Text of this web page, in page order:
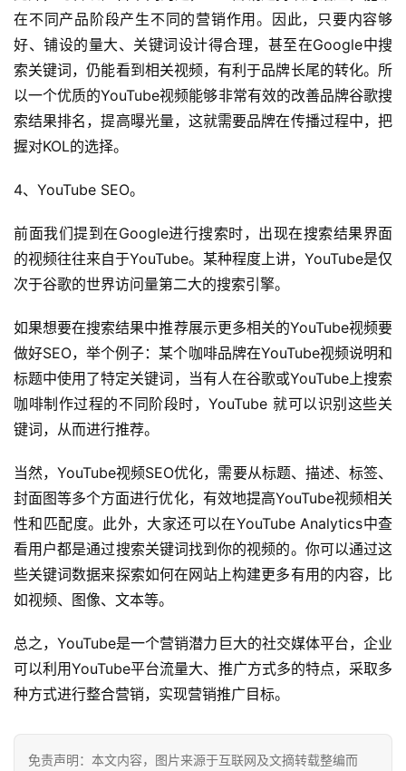
在不同产品阶段产生不同的营销作用。因此，只要内容够
好、铺设的量大、关键词设计得合理，甚至在Google中搜
索关键词，仍能看到相关视频，有利于品牌长尾的转化。所
以一个优质的YouTube视频能够非常有效的改善品牌谷歌搜
索结果排名，提高曝光量，这就需要品牌在传播过程中，把
握对KOL的选择。
4、YouTube SEO。
前面我们提到在Google进行搜索时，出现在搜索结果界面
的视频往往来自于YouTube。某种程度上讲，YouTube是仅
次于谷歌的世界访问量第二大的搜索引擎。
如果想要在搜索结果中推荐展示更多相关的YouTube视频要
做好SEO，举个例子：某个咖啡品牌在YouTube视频说明和
标题中使用了特定关键词，当有人在谷歌或YouTube上搜索
咖啡制作过程的不同阶段时，YouTube 就可以识别这些关
键词，从而进行推荐。
当然，YouTube视频SEO优化，需要从标题、描述、标签、
封面图等多个方面进行优化，有效地提高YouTube视频相关
性和匹配度。此外，大家还可以在YouTube Analytics中查
看用户都是通过搜索关键词找到你的视频的。你可以通过这
些关键词数据来探索如何在网站上构建更多有用的内容，比
如视频、图像、文本等。
总之，YouTube是一个营销潜力巨大的社交媒体平台，企业
可以利用YouTube平台流量大、推广方式多的特点，采取多
种方式进行整合营销，实现营销推广目标。
免责声明：本文内容，图片来源于互联网及文摘转载整编而